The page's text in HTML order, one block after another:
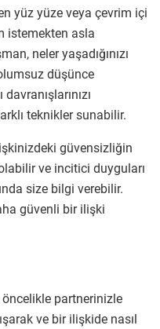
yüz yüze veya çevrim içi
istemekten asla
neler yaşadığınızı
düşünce
davranışlarınızı
teknikler sunabilir.
güvensizliğin
ve incitici duyguları
size bilgi verebilir.
güvenli bir ilişki
partnerinizle
ve bir ilişkide nasıl